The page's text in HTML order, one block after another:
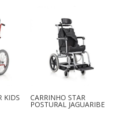
KIDS CARRINHO STAR
POSTURAL JAGUARIBE